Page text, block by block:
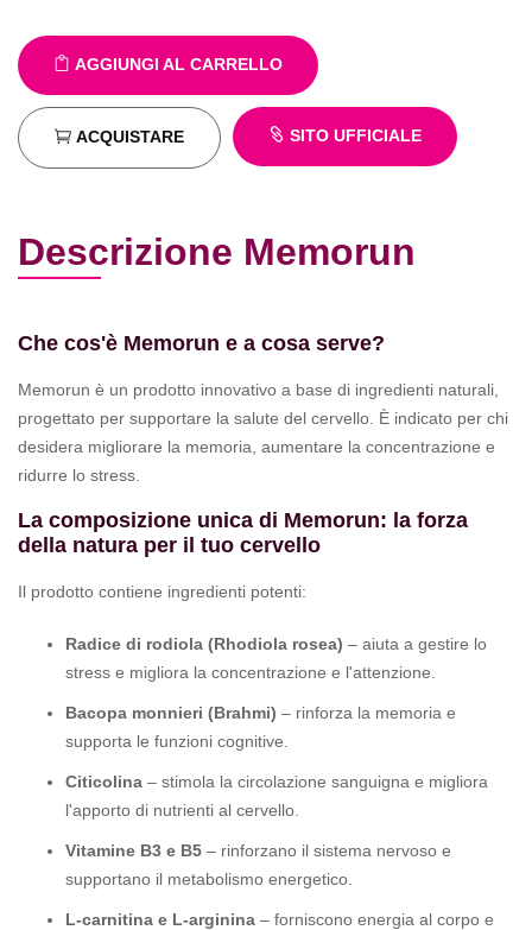
AGGIUNGI AL CARRELLO
ACQUISTARE SITO UFFICIALE
Descrizione Memorun
Che cos'è Memorun e a cosa serve?
Memorun è un prodotto innovativo a base di ingredienti naturali,
progettato per supportare la salute del cervello. È indicato per chi
desidera migliorare la memoria, aumentare la concentrazione e
ridurre lo stress.
La composizione unica di Memorun: la forza
della natura per il tuo cervello
Il prodotto contiene ingredienti potenti:
Radice di rodiola (Rhodiola rosea) – aiuta a gestire lo
stress e migliora la concentrazione e l'attenzione.
Bacopa monnieri (Brahmi) – rinforza la memoria e
supporta le funzioni cognitive.
Citicolina – stimola la circolazione sanguigna e migliora
l'apporto di nutrienti al cervello.
Vitamine B3 e B5 – rinforzano il sistema nervoso e
supportano il metabolismo energetico.
L-carnitina e L-arginina – forniscono energia al corpo e